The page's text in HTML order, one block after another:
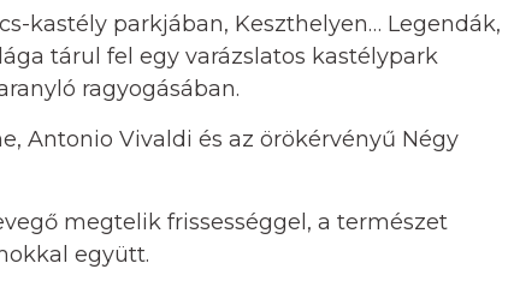
kastély parkjában, Keszthelyen… Legendák,
tárul fel egy varázslatos kastélypark
ragyogásában.
Antonio Vivaldi és az örökérvényű Négy
megtelik frissességgel, a természet
együtt.